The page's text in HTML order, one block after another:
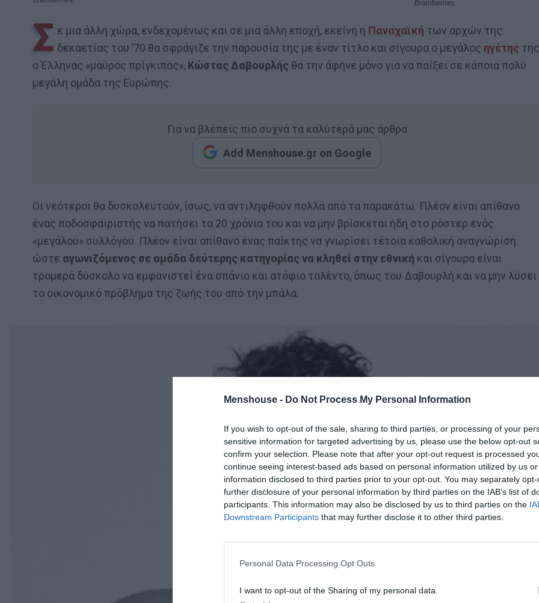
Menshouse - Do Not Process My Personal Information
If you wish to opt-out of the sale, sharing to third parties, or processing of your
sensitive information for targeted advertising by us, please use the below opt-out
confirm your selection. Please note that after your opt-out request is processed
continue seeing interest-based ads based on personal information utilized by us
information disclosed to third parties prior to your opt-out. You may separately
further disclosure of your personal information by third parties on the IAB’s list of
participants. This information may also be disclosed by us to third parties on the
Downstream Participants that may further disclose it to other third parties.
Personal Data Processing Opt Outs
I want to opt-out of the Sharing of my personal data.
Σ ε μια άλλη χώρα, ενδεχομένως και σε μια άλλη εποχή, εκείνη η Παναχαϊκή των αρχών της
δεκαετίας του ’70 θα σφράγιζε την παρουσία της με έναν τίτλο και σίγουρα ο μεγάλος ηγέτης
ο Έλληνας «μαύρος πρίγκιπας», Κώστας Δαβουρλής θα την άφηνε μόνο για να παίξει σε κάποια πολύ
μεγάλη ομάδα της Ευρώπης.
Για να βλέπεις πιο συχνά τα καλύτερά μας άρθρα
Add Menshouse.gr on Google
Οι νεότεροι θα δυσκολευτούν, ίσως, να αντιληφθούν πολλά από τα παρακάτω. Πλέον είναι απίθανο
ένας ποδοσφαιριστής να πατήσει τα 20 χρόνια του και να μην βρίσκεται ήδη στο ρόστερ ενός
«μεγάλου» συλλόγου. Πλέον είναι απίθανο ένας παίκτης να γνωρίσει τέτοια καθολική αναγνώριση
ώστε αγωνιζόμενος σε ομάδα δεύτερης κατηγορίας να κληθεί στην εθνική και σίγουρα είναι
τρομερά δύσκολο να εμφανιστεί ένα σπάνιο και ατόφιο ταλέντο, όπως του Δαβουρλή και να μην λύσει
το οικονομικό πρόβλημα της ζωής του από την μπάλα.